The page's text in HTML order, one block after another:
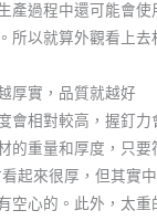
產過程中還可能會使
所以就算外觀看上
厚實，品質就越好
會相對較高，握釘
的重量和厚度，只要
起來很厚，但其實
空心的。此外，太